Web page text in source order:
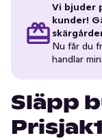
Vi bjuder
kunder!
Nu får du
handlar
Släpp